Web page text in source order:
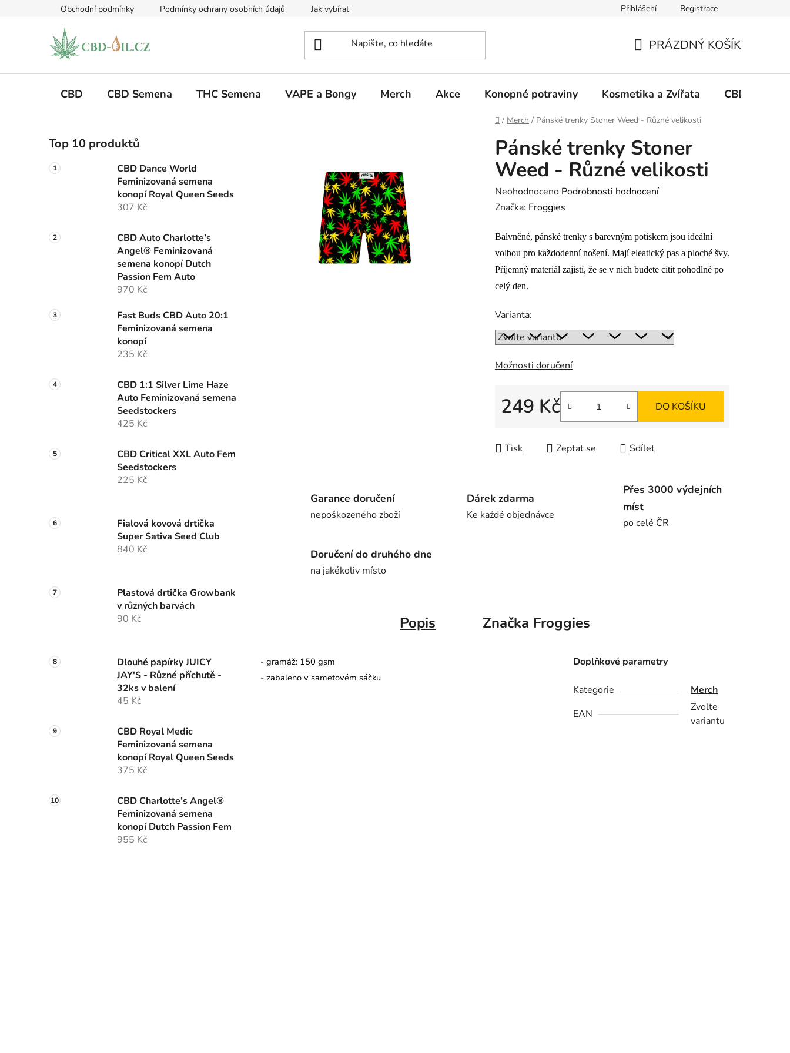
Obchodní podmínky Podmínky ochrany osobních údajů Jak vybírat Přihlášení Registrace
KOŠÍK
PRÁZDNÝ KOŠÍK
CBD CBD Semena THC Semena VAPE a Bongy Merch Akce Konopné potraviny Kosmetika a Zvířata CBD
Domů
/ Merch / Pánské trenky Stoner Weed - Různé velikosti
o
s
t
n
e
Top 10 produktů
CBD Dance World
Feminizovaná semena
konopí Royal Queen Seeds
307 Kč
CBD Auto Charlotte’s
Angel® Feminizovaná
semena konopí Dutch
Passion Fem Auto
970 Kč
Fast Buds CBD Auto 20:1
Feminizovaná semena
konopí
235 Kč
CBD 1:1 Silver Lime Haze
Auto Feminizovaná semena
Seedstockers
425 Kč
CBD Critical XXL Auto Fem
Seedstockers
225 Kč
Fialová kovová drtička
Super Sativa Seed Club
840 Kč
Plastová drtička Growbank
v různých barvách
90 Kč
Dlouhé papírky JUICY
JAY'S - Různé příchutě -
32ks v balení
45 Kč
CBD Royal Medic
Feminizovaná semena
konopí Royal Queen Seeds
375 Kč
CBD Charlotte’s Angel®
Feminizovaná semena
konopí Dutch Passion Fem
955 Kč
Pánské trenky Stoner
Weed - Různé velikosti
Průměrné
hodnocení
je
0,0
z
5
Neohodnoceno Podrobnosti hodnocení
Značka: Froggies
Balvněné, pánské trenky s barevným potiskem jsou ideální
volbou pro každodenní nošení. Mají eleatický pas a ploché švy.
Příjemný materiál zajistí, že se v nich budete cítit pohodlně po
celý den.
Varianta:
Možnosti doručení
249 Kč DO KOŠÍKU
Tisk Zeptat se Sdílet
Garance doručení
nepoškozeného zboží
Dárek zdarma
Ke každé objednávce
Přes 3000 výdejních
míst
po celé ČR
Doručení do druhého dne
na jakékoliv místo
Popis Značka Froggies
- gramáž: 150 gsm
- zabaleno v sametovém sáčku
Doplňkové parametry
Kategorie
Merch
EAN
Zvolte
variantu